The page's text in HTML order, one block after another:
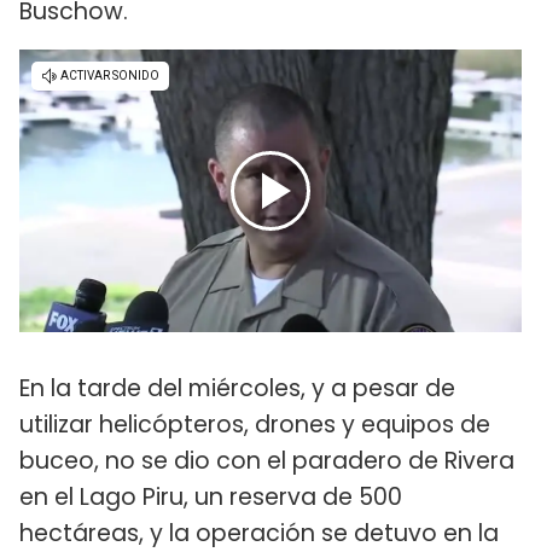
Buschow.
En la tarde del miércoles, y a pesar de
utilizar helicópteros, drones y equipos de
buceo, no se dio con el paradero de Rivera
en el Lago Piru, un reserva de 500
hectáreas, y la operación se detuvo en la